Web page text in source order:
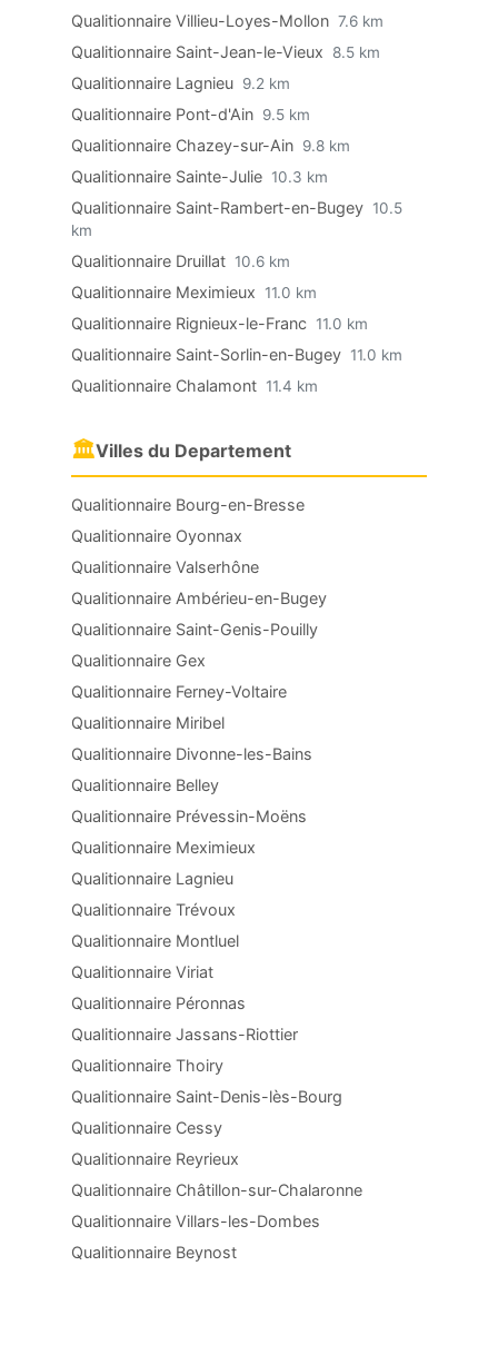
Qualitionnaire Villieu-Loyes-Mollon 7.6 km
Qualitionnaire Saint-Jean-le-Vieux 8.5 km
Qualitionnaire Lagnieu 9.2 km
Qualitionnaire Pont-d'Ain 9.5 km
Qualitionnaire Chazey-sur-Ain 9.8 km
Qualitionnaire Sainte-Julie 10.3 km
Qualitionnaire Saint-Rambert-en-Bugey 10.5
km
Qualitionnaire Druillat 10.6 km
Qualitionnaire Meximieux 11.0 km
Qualitionnaire Rignieux-le-Franc 11.0 km
Qualitionnaire Saint-Sorlin-en-Bugey 11.0 km
Qualitionnaire Chalamont 11.4 km
🏛Villes du Departement
Qualitionnaire Bourg-en-Bresse
Qualitionnaire Oyonnax
Qualitionnaire Valserhône
Qualitionnaire Ambérieu-en-Bugey
Qualitionnaire Saint-Genis-Pouilly
Qualitionnaire Gex
Qualitionnaire Ferney-Voltaire
Qualitionnaire Miribel
Qualitionnaire Divonne-les-Bains
Qualitionnaire Belley
Qualitionnaire Prévessin-Moëns
Qualitionnaire Meximieux
Qualitionnaire Lagnieu
Qualitionnaire Trévoux
Qualitionnaire Montluel
Qualitionnaire Viriat
Qualitionnaire Péronnas
Qualitionnaire Jassans-Riottier
Qualitionnaire Thoiry
Qualitionnaire Saint-Denis-lès-Bourg
Qualitionnaire Cessy
Qualitionnaire Reyrieux
Qualitionnaire Châtillon-sur-Chalaronne
Qualitionnaire Villars-les-Dombes
Qualitionnaire Beynost